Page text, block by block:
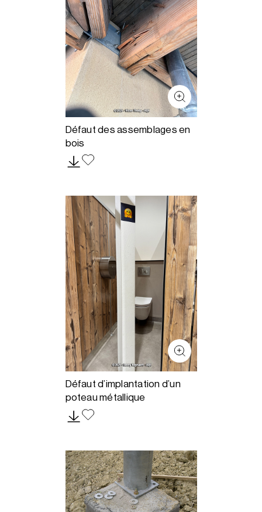
Défaut des assemblages en
bois
Défaut d’implantation d’un
poteau métallique